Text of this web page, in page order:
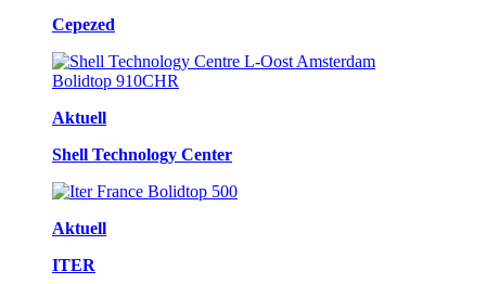
Cepezed
Aktuell
Shell Technology Center
Aktuell
ITER